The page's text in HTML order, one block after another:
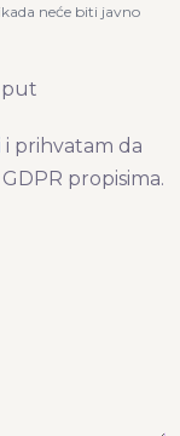
neće biti javno
put
i prihvatam da
propisima.